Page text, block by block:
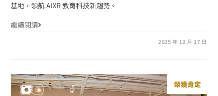
基地，領航 AIXR 教育科技新趨勢。
繼續閱讀
2025 年 12 月 17 日